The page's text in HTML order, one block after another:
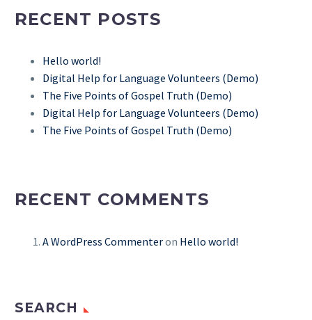
RECENT POSTS
Hello world!
Digital Help for Language Volunteers (Demo)
The Five Points of Gospel Truth (Demo)
Digital Help for Language Volunteers (Demo)
The Five Points of Gospel Truth (Demo)
RECENT COMMENTS
A WordPress Commenteron Hello world!
SEARCH